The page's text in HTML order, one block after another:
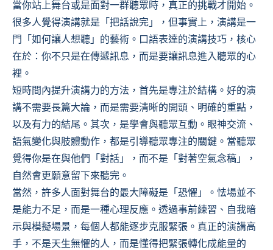
當你站上舞台或是面對一群聽眾時，真正的挑戰才開始。
很多人覺得演講就是「把話說完」，但事實上，演講是一
門「如何讓人想聽」的藝術。口語表達的演講技巧，核心
在於：你不只是在傳遞訊息，而是要讓訊息進入聽眾的心
裡。
短時間內提升演講力的方法，首先是專注於結構。好的演
講不需要長篇大論，而是需要清晰的開頭、明確的重點，
以及有力的結尾。其次，是學會與聽眾互動。眼神交流、
語氣變化與肢體動作，都是引導聽眾專注的關鍵。當聽眾
覺得你是在與他們「對話」，而不是「對著空氣念稿」，
自然會更願意留下來聽完。
當然，許多人面對舞台的最大障礙是「恐懼」。怯場並不
是能力不足，而是一種心理反應。透過事前練習、自我暗
示與模擬場景，每個人都能逐步克服緊張。真正的演講高
手，不是天生無懼的人，而是懂得把緊張轉化成能量的